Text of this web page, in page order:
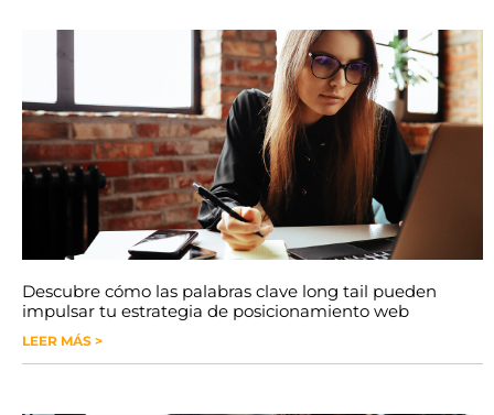
Descubre cómo las palabras clave long tail pueden
impulsar tu estrategia de posicionamiento web
LEER MÁS >